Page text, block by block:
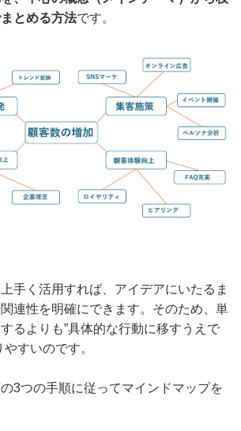
とめる方法です。
手く活用すれば、アイデアにいたるま
連性を明確にできます。そのため、単
るよりも”具体的な行動に移すうえで
すいのです。
3つの手順に従ってマインドマップを